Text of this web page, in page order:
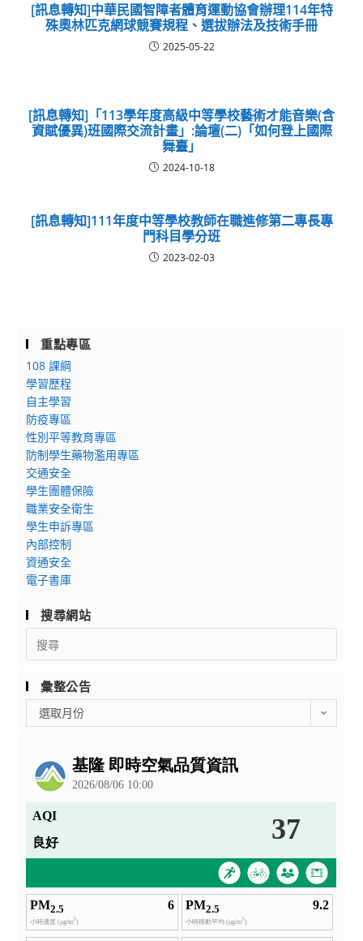
[訊息轉知]中華民國智障者體育運動協會辦理114年特
殊奧林匹克網球競賽規程、選拔辦法及技術手冊
2025-05-22
[訊息轉知]「113學年度高級中等學校藝術才能音樂(含
資賦優異)班國際交流計畫」:論壇(二)「如何登上國際
舞臺」
2024-10-18
[訊息轉知]111年度中等學校教師在職進修第二專長專
門科目學分班
2023-02-03
重點專區
108 課綱
學習歷程
自主學習
防疫專區
性別平等教育專區
防制學生藥物濫用專區
交通安全
學生團體保險
職業安全衛生
學生申訴專區
內部控制
資通安全
電子書庫
搜尋網站
Search
for:
彙整公告
整
選取月份